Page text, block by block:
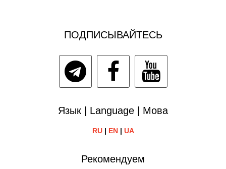
ПОДПИСЫВАЙТЕСЬ
Язык | Language | Мова
RU| EN| UA
Рекомендуем